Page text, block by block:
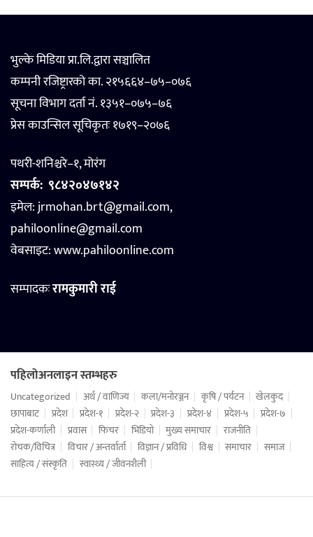
भुल्के मिडिया प्रा.लि.द्वारा सञ्चालित
कम्पनी रजिष्ट्रारको का. २१५६६४–७५–०७६
सूचना विभाग दर्ता नं. १३५१–०७५–७६
प्रेस काउन्सिल सूचिकृतः १७१९–२०७६
पथरी-शनिश्चरे–१, मोरंग
सम्पर्क: ९८४२०४७१४२
इमेल: jrmohan.brt@gmail.com,
pahiloonline@gmail.com
वेबसाइट:www.pahiloonline.com
सम्पादकःरामकुमारी राई
पहिलोअनलाइन स्तम्भहरु
Uncategorized अर्थ / वाणिज्य कला/मनोरञ्जन कृषि / पर्यटन
खेलकुद
छापाबाट
प्रदेश प्रदेश-१ प्रदेश-२ प्रदेश-३ प्रदेश-४ प्रदेश-५
प्रदेश-७
प्रदेश-कर्णाली
प्रवास फिचर भिडियो मुख्य समाचार
राजनीति
रोचक/विचित्र
विचार / अन्तर्वार्ता विज्ञान / प्रविधि विश्व समाचार
समाज
साहित्य / संस्कृति
स्वास्थ्य / जीवनशैली